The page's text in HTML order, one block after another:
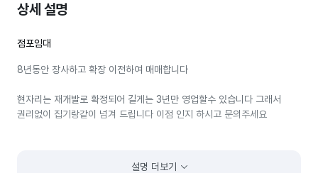
상세 설명
점포임대
8년동안 장사하고 확장 이전하여 매매합니다
현자리는 재개발로 확정되어 길게는 3년만 영업할수 있습니다 그래서
권리없이 집기랑같이 넘겨 드립니다 이점 인지 하시고 문의주세요
설명 더보기